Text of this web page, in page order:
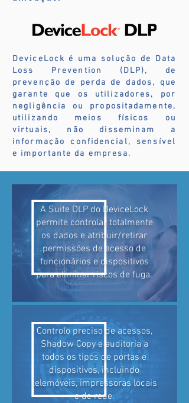
DeviceLock é uma solução de Data
Loss Prevention (DLP), de
prevenção de perda de dados, que
garante que os utilizadores, por
negligência ou propositadamente,
utilizando meios físicos ou
virtuais, não disseminam a
informação confidencial, sensível
e importante da empresa.
A Suite DLP do DeviceLock
permite controlar totalmente
os dados e atribuir/retirar
permissões de acesso de
funcionários e dispositivos
para eliminar riscos de fuga.
Controlo preciso de acessos,
Shadow Copy e auditoria a
todos os tipos de portas e
dispositivos, incluindo
telemóveis, impressoras locais
e de rede.